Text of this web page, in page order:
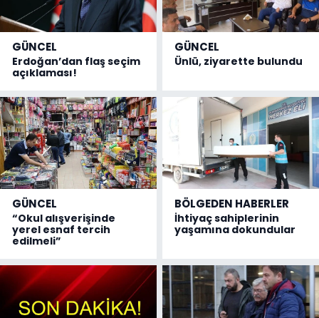
GÜNCEL
Erdoğan’dan flaş seçim
açıklaması!
GÜNCEL
Ünlü, ziyarette bulundu
GÜNCEL
“Okul alışverişinde
yerel esnaf tercih
edilmeli”
BÖLGEDEN HABERLER
İhtiyaç sahiplerinin
yaşamına dokundular